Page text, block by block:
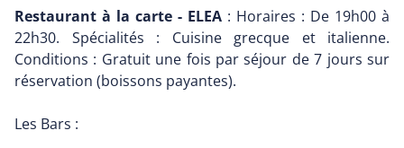
Restaurant à la carte - ELEA : Horaires : De 19h00 à
22h30. Spécialités : Cuisine grecque et italienne.
Conditions : Gratuit une fois par séjour de 7 jours sur
réservation (boissons payantes).
Les Bars :